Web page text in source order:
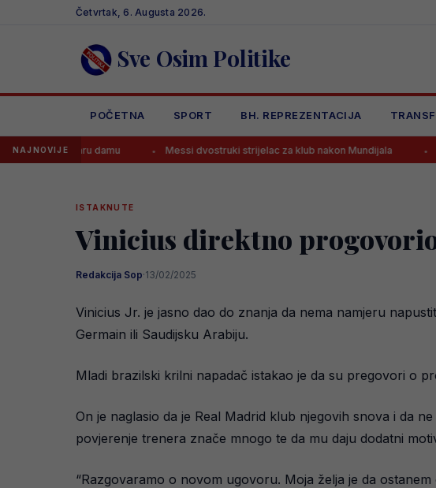
Četvrtak, 6. Augusta 2026.
Sve Osim Politike
POČETNA SPORT BH. REPREZENTACIJA
NAJNOVIJE
damu Messi dvostruki strijelac za klub nakon Mundijala Mohamed
ISTAKNUTE
Vinicius direktno
Redakcija Sop·13/02/2025
Vinicius Jr. je jasno dao do znanja da nema namjeru
Germain ili Saudijsku Arabiju.
Mladi brazilski krilni napadač istakao je da su pregovori o
On je naglasio da je Real Madrid klub njegovih snova i da
povjerenje trenera znače mnogo te da mu daju dodatni
“Razgovaramo o novom ugovoru. Moja želja je da